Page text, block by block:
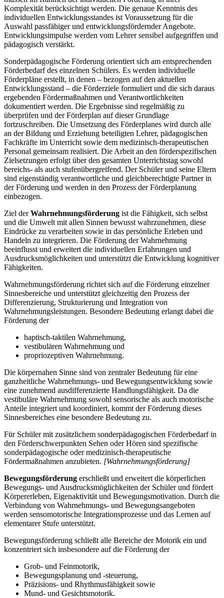
Komplexität berücksichtigt werden. Die genaue Kenntnis des
individuellen Entwicklungsstandes ist Voraussetzung für die
Auswahl passfähiger und entwicklungsfördernder Angebote.
Entwicklungsimpulse werden vom Lehrer sensibel aufgegriffen und
pädagogisch verstärkt.
Sonderpädagogische Förderung orientiert sich am entsprechenden
Förderbedarf des einzelnen Schülers. Es werden individuelle
Förderpläne erstellt, in denen – bezogen auf den aktuellen
Entwicklungsstand – die Förderziele formuliert und die sich daraus
ergebenden Fördermaßnahmen und Verantwortlichkeiten
dokumentiert werden. Die Ergebnisse sind regelmäßig zu
überprüfen und der Förderplan auf dieser Grundlage
fortzuschreiben. Die Umsetzung des Förderplanes wird durch alle
an der Bildung und Erziehung beteiligten Lehrer, pädagogischen
Fachkräfte im Unterricht sowie dem medizinisch-therapeutischen
Personal gemeinsam realisiert. Die Arbeit an den förderspezifischen
Zielsetzungen erfolgt über den gesamten Unterrichtstag sowohl
bereichs- als auch stufenübergreifend. Der Schüler und seine Eltern
sind eigenständig verantwortliche und gleichberechtigte Partner in
der Förderung und werden in den Prozess der Förderplanung
einbezogen.
Ziel derWahrnehmungsförderung ist die Fähigkeit, sich selbst
und die Umwelt mit allen Sinnen bewusst wahrzunehmen, diese
Eindrücke zu verarbeiten sowie in das persönliche Erleben und
Handeln zu integrieren. Die Förderung der Wahrnehmung
beeinflusst und erweitert die individuellen Erfahrungen und
Ausdrucksmöglichkeiten und unterstützt die Entwicklung kognitiver
Fähigkeiten.
Wahrnehmungsförderung richtet sich auf die Förderung einzelner
Sinnesbereiche und unterstützt gleichzeitig den Prozess der
Differenzierung, Strukturierung und Integration von
Wahrnehmungsleistungen. Besondere Bedeutung erlangt dabei die
Förderung der
haptisch-taktilen Wahrnehmung,
vestibulären Wahrnehmung und
propriozeptiven Wahrnehmung.
Die körpernahen Sinne sind von zentraler Bedeutung für eine
ganzheitliche Wahrnehmungs- und Bewegungsentwicklung sowie
eine zunehmend ausdifferenzierte Handlungsfähigkeit. Da die
vestibuläre Wahrnehmung sowohl sensorische als auch motorische
Anteile integriert und koordiniert, kommt der Förderung dieses
Sinnesbereiches eine besondere Bedeutung zu.
Für Schüler mit zusätzlichem sonderpädagogischen Förderbedarf in
den Förderschwerpunkten Sehen oder Hören sind spezifische
sonderpädagogische oder medizinisch-therapeutische
Fördermaßnahmen anzubieten. [Wahrnehmungsförderung]
Bewegungsförderung erschließt und erweitert die körperlichen
Bewegungs- und Ausdrucksmöglichkeiten der Schüler und fördert
Körpererleben, Eigenaktivität und Bewegungsmotivation. Durch die
Verbindung von Wahrnehmungs- und Bewegungsangeboten
werden sensomotorische Integrationsprozesse und das Lernen auf
elementarer Stufe unterstützt.
Bewegungsförderung schließt alle Bereiche der Motorik ein und
konzentriert sich insbesondere auf die Förderung der
Grob- und Feinmotorik,
Bewegungsplanung und -steuerung,
Präzisions- und Rhythmusfähigkeit sowie
Mund- und Gesichtsmotorik.